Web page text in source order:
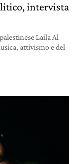
intervista
Laila Al
attivismo e del